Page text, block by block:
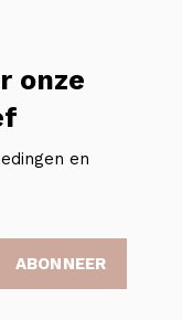
onze
en
ABONNEER